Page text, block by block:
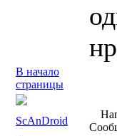
В начало
страницы
ScAnDroid